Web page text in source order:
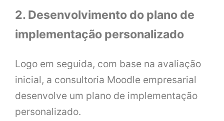
2. Desenvolvimento do plano de
implementação personalizado
Logo em seguida, com base na avaliação
inicial, a consultoria Moodle empresarial
desenvolve um plano de implementação
personalizado.